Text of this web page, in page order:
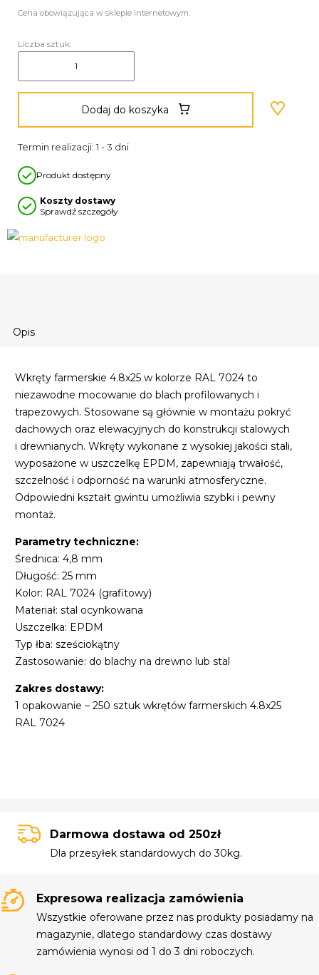
Opis
Wkręty farmerskie 4.8x25 w kolorze RAL 7024 to
niezawodne mocowanie do blach profilowanych i
trapezowych. Stosowane są głównie w montażu pokryć
dachowych oraz elewacyjnych do konstrukcji stalowych
i drewnianych. Wkręty wykonane z wysokiej jakości stali,
wyposażone w uszczelkę EPDM, zapewniają trwałość,
szczelność i odporność na warunki atmosferyczne.
Odpowiedni kształt gwintu umożliwia szybki i pewny
montaż.
Parametry techniczne:
Średnica: 4,8 mm
Długość: 25 mm
Kolor: RAL 7024 (grafitowy)
Materiał: stal ocynkowana
Uszczelka: EPDM
Typ łba: sześciokątny
Zastosowanie: do blachy na drewno lub stal
Zakres dostawy:
1 opakowanie – 250 sztuk wkrętów farmerskich 4.8x25
RAL 7024
Darmowa dostawa od 250zł
Dla przesyłek standardowych do 30kg.
Expresowa realizacja zamówienia
Wszystkie oferowane przez nas produkty posiadamy na
magazynie, dlatego standardowy czas dostawy
zamówienia wynosi od 1 do 3 dni roboczych.
Cena obowiązująca w sklepie internetowym.
Liczba sztuk:
Dodaj do koszyka
Termin realizacji: 1 - 3 dni
Produkt dostępny
Koszty dostawy
Sprawdź szczegóły